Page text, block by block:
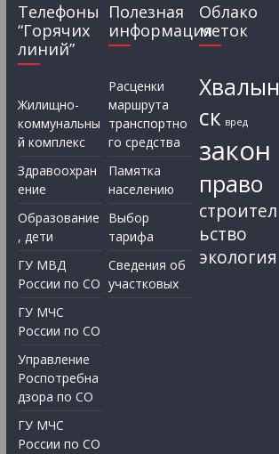
Телефоны
“Горячих
линий”
Жилищно-
коммунальны
й комплекс
Здравоохран
ение
Образование
, дети
ГУ МВД
России по СО
ГУ МЧС
России по СО
Управление
Роспотребна
дзора по СО
ГУ МЧС
России по СО
Полезная
информация
Расценки
маршрута
транспортно
го средства
Памятка
населению
Выбор
тарифа
Сведения об
участковых
Облако
меток
Хвалын
ск вред
закон
право
строител
ьство
экология